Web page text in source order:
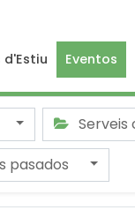
Eventos
pasados